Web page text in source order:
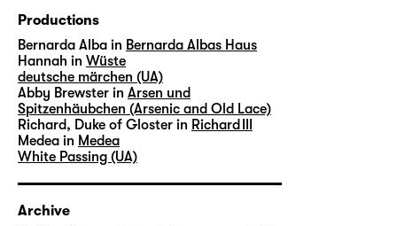
Productions
Bernarda Alba in Bernarda Albas Haus
Hannah in Wüste
deutsche märchen (UA)
Abby Brewster in Arsen und
Spitzenhäubchen (Arsenic and Old Lace)
Richard, Duke of Gloster in Richard III
Medea in Medea
White Passing (UA)
Archive